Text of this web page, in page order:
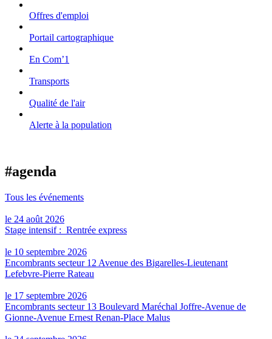
Offres d'emploi
Portail cartographique
En Com’1
Transports
Qualité de l'air
Alerte à la population
#agenda
Tous les événements
le 24 août 2026
Stage intensif : Rentrée express
le 10 septembre 2026
Encombrants secteur 12 Avenue des Bigarelles-Lieutenant
Lefebvre-Pierre Rateau
le 17 septembre 2026
Encombrants secteur 13 Boulevard Maréchal Joffre-Avenue de
Gionne-Avenue Ernest Renan-Place Malus